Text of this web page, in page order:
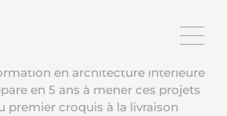
des espaces de vie, réhabiliter un
ou concevoir l'architecture
en architecture intérieure
en 5 ans à mener ces projets
premier croquis à la livraison